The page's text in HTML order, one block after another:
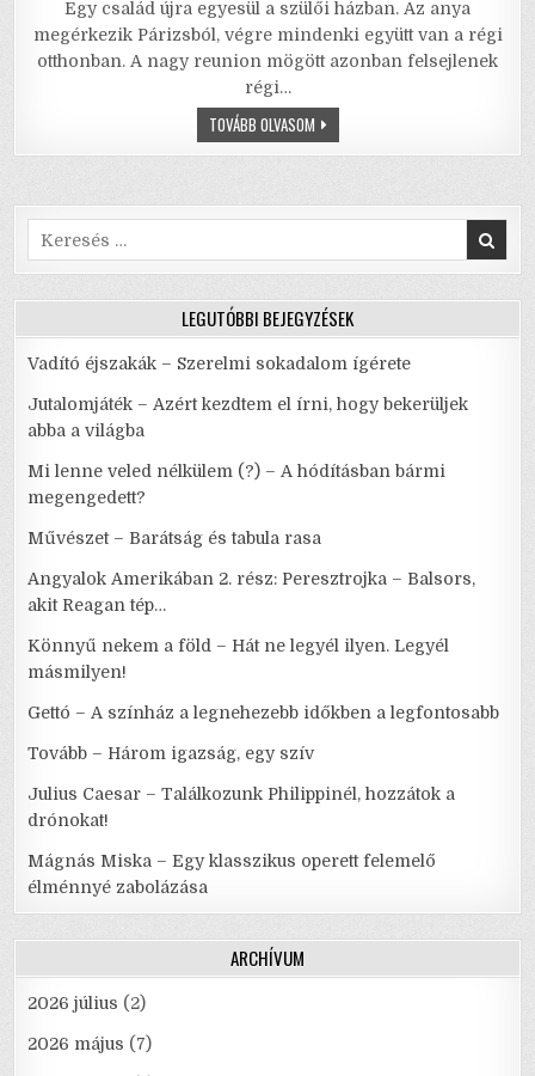
c
e
b
k
it
te
r
ai
l
ai
l
at
s
ar
e
Egy család újra egyesül a szülői házban. Az anya
megérkezik Párizsból, végre mindenki együtt van a régi
otthonban. A nagy reunion mögött azonban felsejlenek
régi…
TOVÁBB OLVASOMCSERESZNYÉSKERT
–
PÉNZES
NAPOKRA
Search
for:
LEGUTÓBBI BEJEGYZÉSEK
Vadító éjszakák – Szerelmi sokadalom ígérete
Jutalomjáték – Azért kezdtem el írni, hogy bekerüljek
abba a világba
Mi lenne veled nélkülem (?) – A hódításban bármi
megengedett?
Művészet – Barátság és tabula rasa
Angyalok Amerikában 2. rész: Peresztrojka – Balsors,
akit Reagan tép…
Könnyű nekem a föld – Hát ne legyél ilyen. Legyél
másmilyen!
Gettó – A színház a legnehezebb időkben a legfontosabb
Tovább – Három igazság, egy szív
Julius Caesar – Találkozunk Philippinél, hozzátok a
drónokat!
Mágnás Miska – Egy klasszikus operett felemelő
élménnyé zabolázása
ARCHÍVUM
2026 július (2)
2026 május (7)